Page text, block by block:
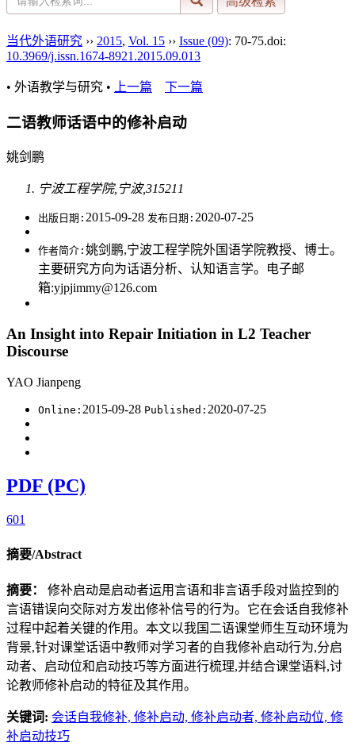
当代外语研究 ›› 2015, Vol. 15 ›› Issue (09): 70-75.doi:
10.3969/j.issn.1674-8921.2015.09.013
• 外语教学与研究 • 上一篇 下一篇
二语教师话语中的修补启动
姚剑鹏
宁波工程学院,宁波,315211
出版日期: 2015-09-28 发布日期: 2020-07-25
作者简介: 姚剑鹏,宁波工程学院外国语学院教授、博士。
主要研究方向为话语分析、认知语言学。电子邮
箱:yjpjimmy@126.com
An Insight into Repair Initiation in L2 Teacher
Discourse
YAO Jianpeng
Online: 2015-09-28 Published: 2020-07-25
PDF (PC)
601
摘要/Abstract
摘要： 修补启动是启动者运用言语和非言语手段对监控到的
言语错误向交际对方发出修补信号的行为。它在会话自我修补
过程中起着关键的作用。本文以我国二语课堂师生互动环境为
背景,针对课堂话语中教师对学习者的自我修补启动行为,分启
动者、启动位和启动技巧等方面进行梳理,并结合课堂语料,讨
论教师修补启动的特征及其作用。
关键词: 会话自我修补, 修补启动, 修补启动者, 修补启动位, 修
补启动技巧